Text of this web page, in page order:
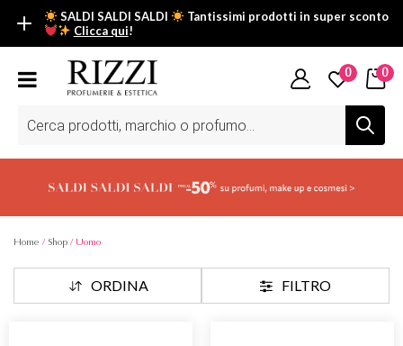
SALDI SALDI SALDI
Tantissimi prodotti in super sconto
Clicca qui!
SALDI SALDI SALDI
Fino al -50% su tantissimi prodotti beauty nella sezione saldi: il
Scopri tutti i prodotti in super saldo!Clicca qui
prodotti
0 0
Home / Shop / Uomo
ORDINA FILTRO